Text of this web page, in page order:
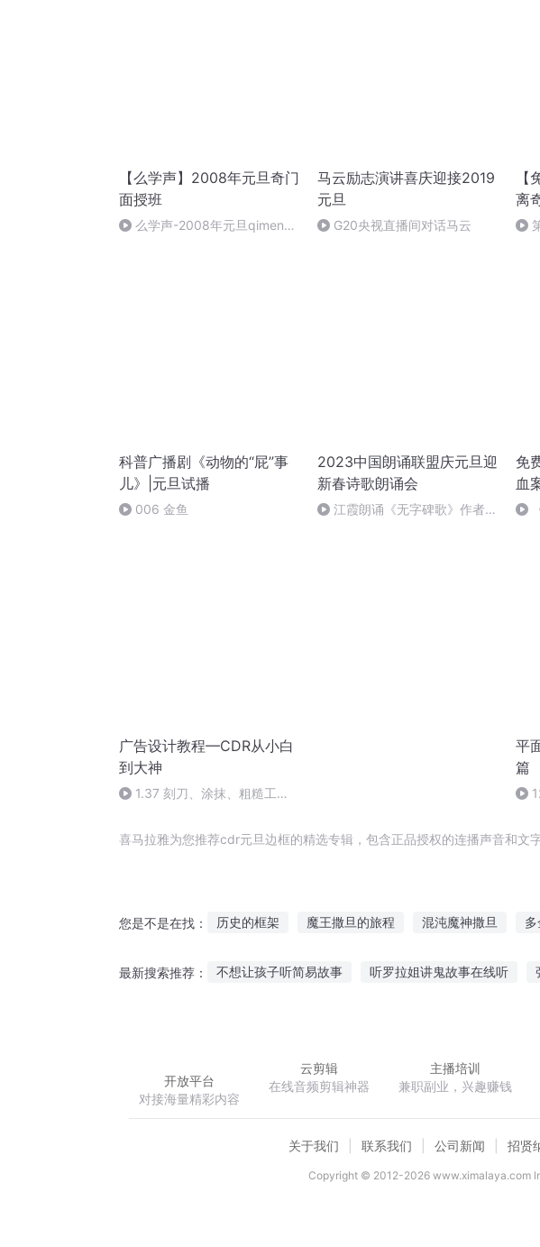
【么学声】2008年元旦奇门
面授班
么学声-2008年元旦qimen面
马云励志演讲喜庆迎接2019
元旦
G20央视直播间对话马云
离
科普广播剧《动物的“屁”事
儿》|元旦试播
006 金鱼
2023中国朗诵联盟庆元旦迎
新春诗歌朗诵会
江霞朗诵《无字碑歌》作者：
免
血
广告设计教程—CDR从小白
到大神
1.37 刻刀、涂抹、粗糙工具
平
篇
喜马拉雅为您推荐cdr元旦边框的精选专辑，包含正品授权的连播声音和文
您是不是在找： 历史的框架 魔王撒旦的旅程 混沌魔神撒旦
最新搜索推荐： 不想让孩子听简易故事 听罗拉姐讲鬼故事在线听
开放平台
对接海量精彩内容
云剪辑
在线音频剪辑神器
主播培训
兼职副业，兴趣赚钱
关于我们 联系我们 公司新闻 招贤
Copyright © 2012-2026www.ximalaya.com